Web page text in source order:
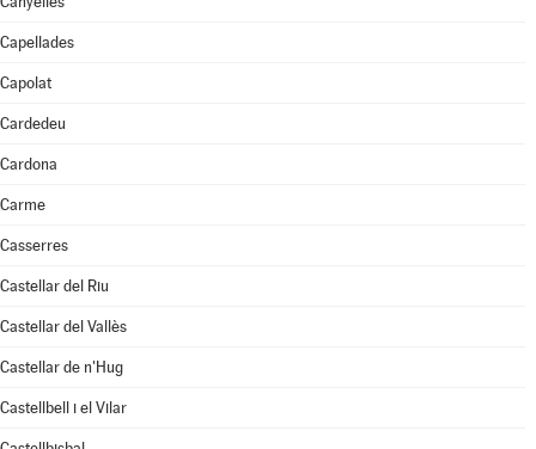
Capellades
Capolat
Cardedeu
Cardona
Carme
Casserres
Castellar del Riu
Castellar del Vallès
Castellar de n'Hug
Castellbell i el Vilar